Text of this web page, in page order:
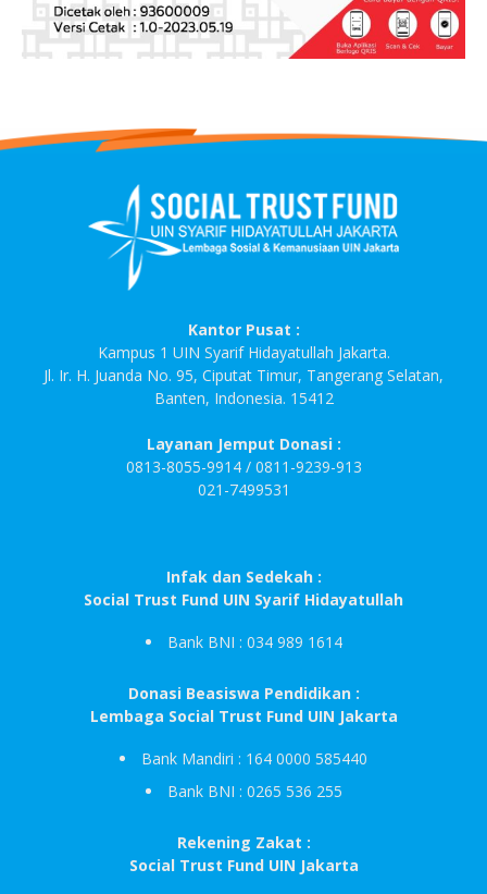
Kantor Pusat :
Kampus 1 UIN Syarif Hidayatullah Jakarta.
Jl. Ir. H. Juanda No. 95, Ciputat Timur, Tangerang Selatan,
Banten, Indonesia. 15412
Layanan Jemput Donasi :
0813-8055-9914 / 0811-9239-913
021-7499531
Infak dan Sedekah :
Social Trust Fund UIN Syarif Hidayatullah
Bank BNI : 034 989 1614
Donasi Beasiswa Pendidikan :
Lembaga Social Trust Fund UIN Jakarta
Bank Mandiri : 164 0000 585440
Bank BNI : 0265 536 255
Rekening Zakat :
Social Trust Fund UIN Jakarta